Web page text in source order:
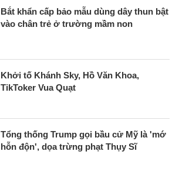
Bắt khẩn cấp bảo mẫu dùng dây thun bật
vào chân trẻ ở trường mầm non
Khởi tố Khánh Sky, Hồ Văn Khoa,
TikToker Vua Quạt
Tổng thống Trump gọi bầu cử Mỹ là 'mớ
hỗn độn', dọa trừng phạt Thụy Sĩ